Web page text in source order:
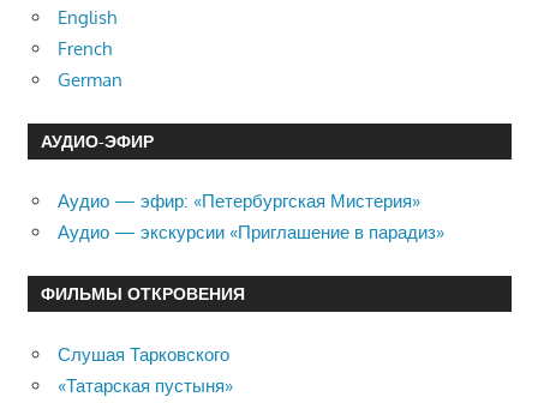
English
French
German
АУДИО-ЭФИР
Аудио — эфир: «Петербургская Мистерия»
Аудио — экскурсии «Приглашение в парадиз»
ФИЛЬМЫ ОТКРОВЕНИЯ
Слушая Тарковского
«Татарская пустыня»